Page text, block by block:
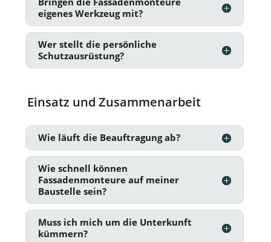
eigenes Werkzeug mit?
Wer stellt die persönliche
Schutzausrüstung?
Einsatz und Zusammenarbeit
Wie läuft die Beauftragung ab?
Wie schnell können
Fassadenmonteure auf meiner
Baustelle sein?
Muss ich mich um die Unterkunft
kümmern?